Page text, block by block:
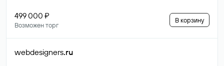
499 000 ₽
Возможен торг
В корзину
webdesigners.ru